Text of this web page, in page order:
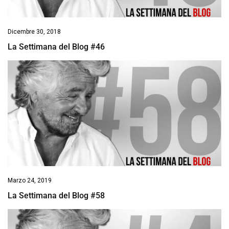
Dicembre 30, 2018
La Settimana del Blog #46
Marzo 24, 2019
La Settimana del Blog #58